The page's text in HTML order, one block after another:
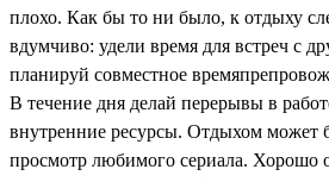
плохо. Как бы то ни было, к отдыху
вдумчиво: удели время для встреч с
планируй совместное
В течение дня делай перерывы в
внутренние ресурсы. Отдыхом может
просмотр любимого сериала. Хорошо